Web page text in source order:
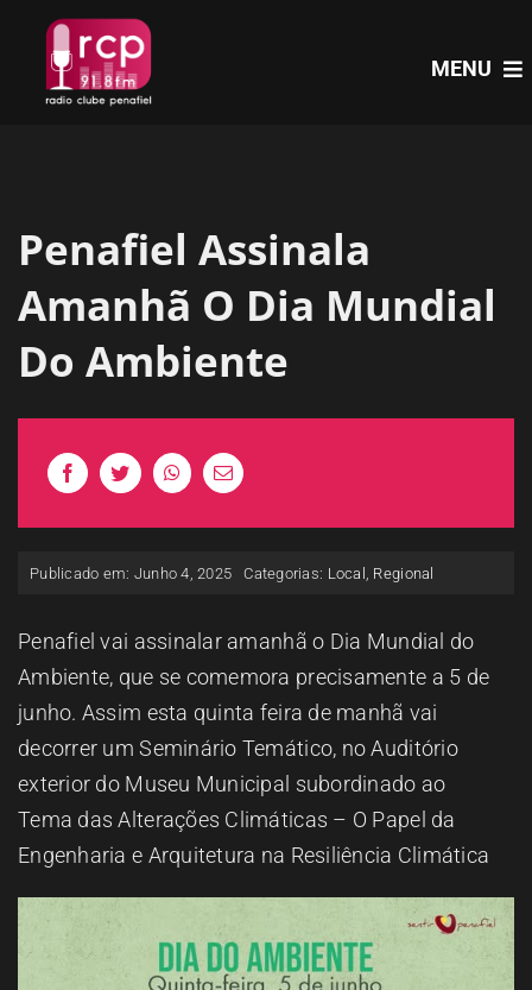
content
MENU
NOTÍCIAS
A RCP
CONTACTOS
Penafiel Assinala
Amanhã O Dia Mundial
Do Ambiente
Publicado em: Junho 4, 2025 Categorias: Local Regional
Penafiel vai assinalar amanhã o Dia Mundial do
Ambiente, que se comemora precisamente a 5 de
junho. Assim esta quinta feira de manhã vai
decorrer um Seminário Temático, no Auditório
exterior do Museu Municipal subordinado ao
Tema das Alterações Climáticas – O Papel da
Engenharia e Arquitetura na Resiliência Climática